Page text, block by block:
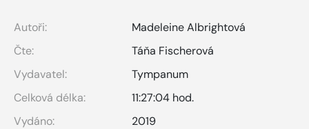
Autoři:
Madeleine Albrightová
Čte:
Táňa Fischerová
Vydavatel:
Tympanum
Celková délka:
11:27:04 hod.
Vydáno:
2019